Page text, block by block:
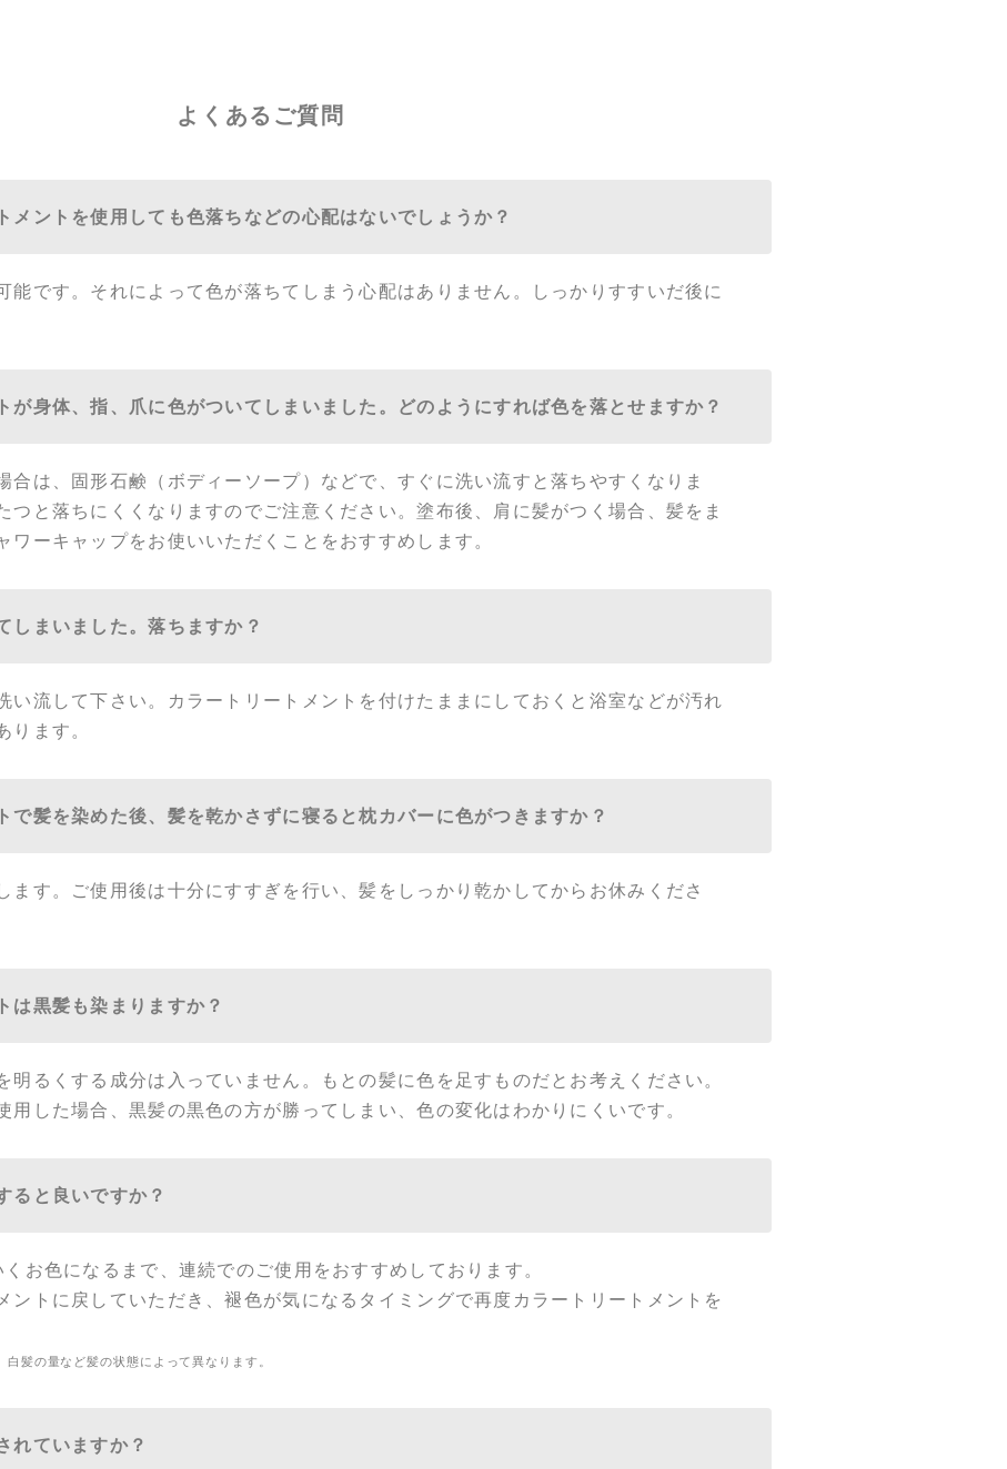
よくあるご質問
メントを使用しても色落ちなどの心配はないでしょうか？
能です。それによって色が落ちてしまう心配はありません。しっかりすすいだ後に
が身体、指、爪に色がついてしまいました。どのようにすれば色を落とせますか？
合は、固形石鹸（ボディーソープ）などで、すぐに洗い流すと落ちやすくなりま
つと落ちにくくなりますのでご注意ください。塗布後、肩に髪がつく場合、髪をま
ワーキャップをお使いいただくことをおすすめします。
しまいました。落ちますか？
い流して下さい。カラートリートメントを付けたままにしておくと浴室などが汚れ
ります。
で髪を染めた後、髪を乾かさずに寝ると枕カバーに色がつきますか？
ます。ご使用後は十分にすすぎを行い、髪をしっかり乾かしてからお休みくださ
は黒髪も染まりますか？
明るくする成分は入っていません。もとの髪に色を足すものだとお考えください。
用した場合、黒髪の黒色の方が勝ってしまい、色の変化はわかりにくいです。
ると良いですか？
お色になるまで、連続でのご使用をおすすめしております。
ントに戻していただき、褪色が気になるタイミングで再度カラートリートメントを
髪の量など髪の状態によって異なります。
れていますか？